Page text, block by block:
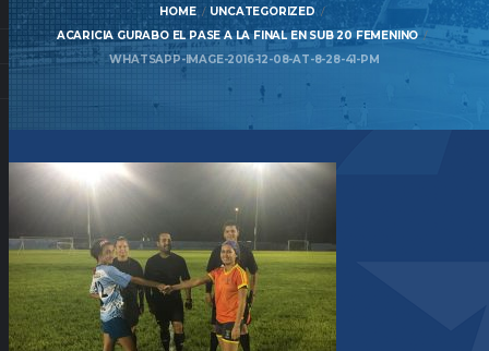
HOME
UNCATEGORIZED
ACARICIA GURABO EL PASE A LA FINAL EN SUB 20 FEMENINO
WHATSAPP-IMAGE-2016-12-08-AT-8-28-41-PM